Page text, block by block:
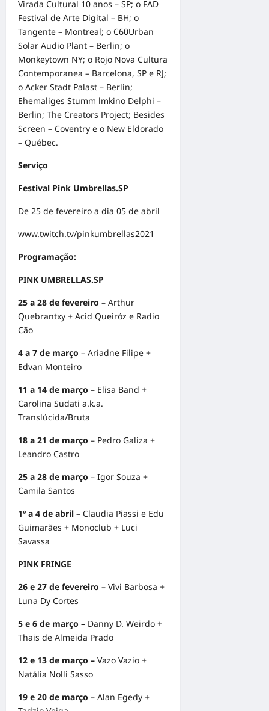
Virada Cultural 10 anos – SP; o FAD
Festival de Arte Digital – BH; o
Tangente – Montreal; o C60Urban
Solar Audio Plant – Berlin; o
Monkeytown NY; o Rojo Nova Cultura
Contemporanea – Barcelona, SP e RJ;
o Acker Stadt Palast – Berlin;
Ehemaliges Stumm lmkino Delphi –
Berlin; The Creators Project; Besides
Screen – Coventry e o New Eldorado
– Québec.
Serviço
Festival Pink Umbrellas.SP
De 25 de fevereiro a dia 05 de abril
www.twitch.tv/pinkumbrellas2021
Programação:
PINK UMBRELLAS.SP
25 a 28 de fevereiro – Arthur
Quebrantxy + Acid Queiróz e Radio
Cão
4 a 7 de março – Ariadne Filipe +
Edvan Monteiro
11 a 14 de março – Elisa Band +
Carolina Sudati a.k.a.
Translúcida/Bruta
18 a 21 de março – Pedro Galiza +
Leandro Castro
25 a 28 de março – Igor Souza +
Camila Santos
1º a 4 de abril – Claudia Piassi e Edu
Guimarães + Monoclub + Luci
Savassa
PINK FRINGE
26 e 27 de fevereiro – Vivi Barbosa +
Luna Dy Cortes
5 e 6 de março – Danny D. Weirdo +
Thais de Almeida Prado
12 e 13 de março – Vazo Vazio +
Natália Nolli Sasso
19 e 20 de março – Alan Egedy +